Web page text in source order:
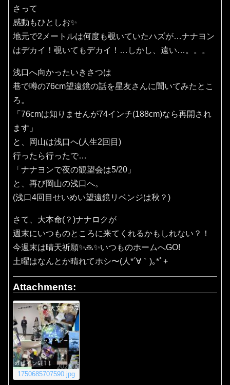
さって
感動もひとしお✨️
地元で2メートルは何度も覗いていたハズが…ナナヨン
はデカイ！覗いてもデカイ！…しかし、遠い…。。。
浅口へ向かったいきさつは
巷で噂の76cm望遠鏡の話を星友さんに聞いてみたとこ
ろ。
「76cmは知りませんが74インチ(188cm)なら再開され
ます」
と、岡山は浅口へ(人生2回目)
行ったら行ったで…
「ナナヨンで夜の観望会は5/20」
と、再び岡山の浅口へ。
(浅口4回目せいめい望遠鏡リベンジは秋？)
さて、大本命(？)ナナロクが
週末にいつものところに来てくれるかもしれない？！
今週末は晴天祈願✨️🙏✨️いつものホームへGO!
土曜はなんとか晴れてホシ〜(⁠人⁠*⁠´⁠∀⁠｀⁠)⁠｡⁠*ﾟ⁠+
Attachments:
1750685707590.jpg